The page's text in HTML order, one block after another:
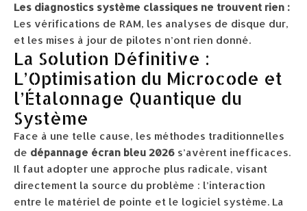
Les diagnostics système classiques ne trouvent rien :
Les vérifications de RAM, les analyses de disque dur,
et les mises à jour de pilotes n’ont rien donné.
La Solution Définitive :
L’Optimisation du Microcode et
l’Étalonnage Quantique du
Système
Face à une telle cause, les méthodes traditionnelles
de dépannage écran bleu 2026 s’avèrent inefficaces.
Il faut adopter une approche plus radicale, visant
directement la source du problème : l’interaction
entre le matériel de pointe et le logiciel système. La